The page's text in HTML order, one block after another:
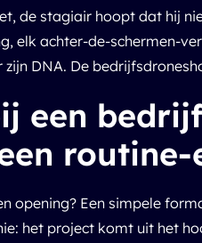
de stagiair hoopt dat hij
elk achter-de-schermen-
DNA. De
een
routine-
opening? Een simpele
het project komt uit het